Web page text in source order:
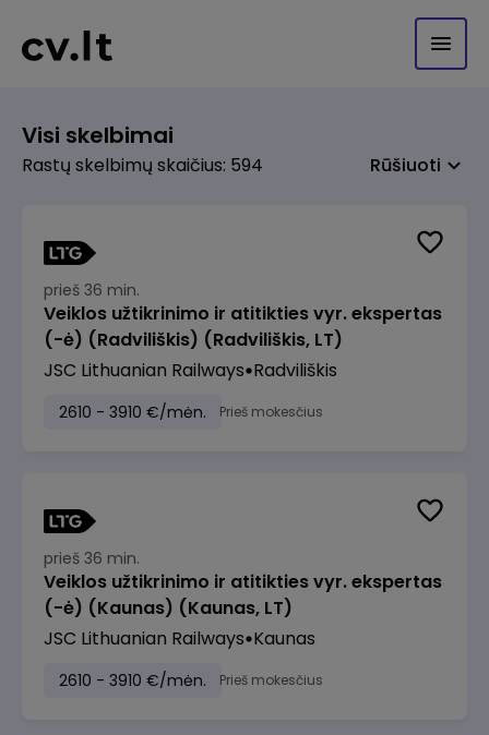
Visi skelbimai
Rastų skelbimų skaičius: 594 Rūšiuoti
prieš 36 min.
Veiklos užtikrinimo ir atitikties vyr. ekspertas
(-ė) (Radviliškis) (Radviliškis, LT)
JSC Lithuanian Railways Radviliškis
2610 - 3910 €/mėn. Prieš mokesčius
prieš 36 min.
Veiklos užtikrinimo ir atitikties vyr. ekspertas
(-ė) (Kaunas) (Kaunas, LT)
JSC Lithuanian Railways Kaunas
2610 - 3910 €/mėn. Prieš mokesčius